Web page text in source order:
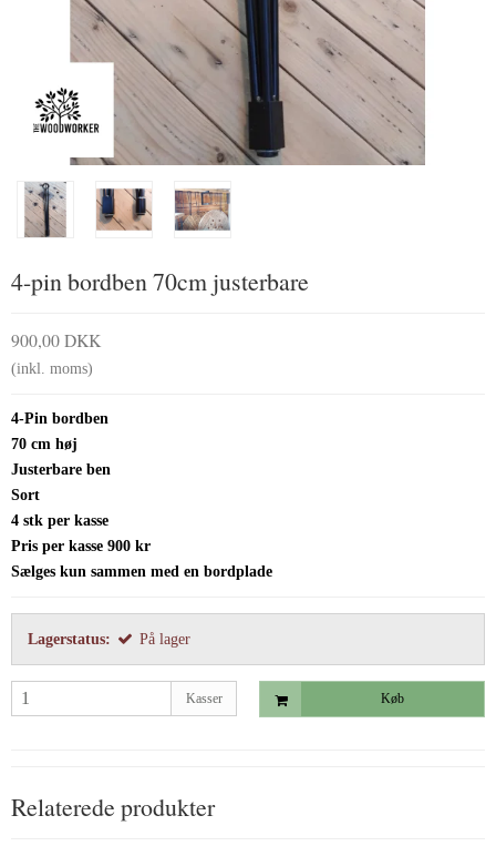
4-pin bordben 70cm justerbare
900,00 DKK
(inkl. moms)
4-Pin bordben
70 cm høj
Justerbare ben
Sort
4 stk per kasse
Pris per kasse 900 kr
Sælges kun sammen med en bordplade
Lagerstatus: På lager
Kasser Køb
Relaterede produkter